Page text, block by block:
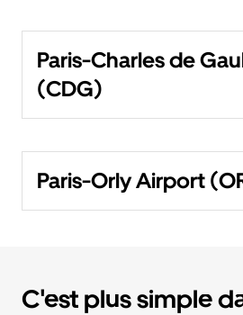
Paris-Charles de
(CDG)
Paris-Orly Airport
C'est plus simple